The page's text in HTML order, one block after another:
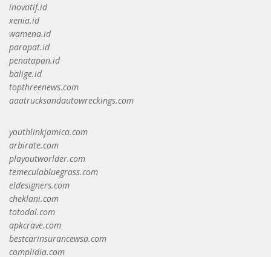
inovatif.id
xenia.id
wamena.id
parapat.id
penatapan.id
balige.id
topthreenews.com
aaatrucksandautowreckings.com
youthlinkjamica.com
arbirate.com
playoutworlder.com
temeculabluegrass.com
eldesigners.com
cheklani.com
totodal.com
apkcrave.com
bestcarinsurancewsa.com
complidia.com